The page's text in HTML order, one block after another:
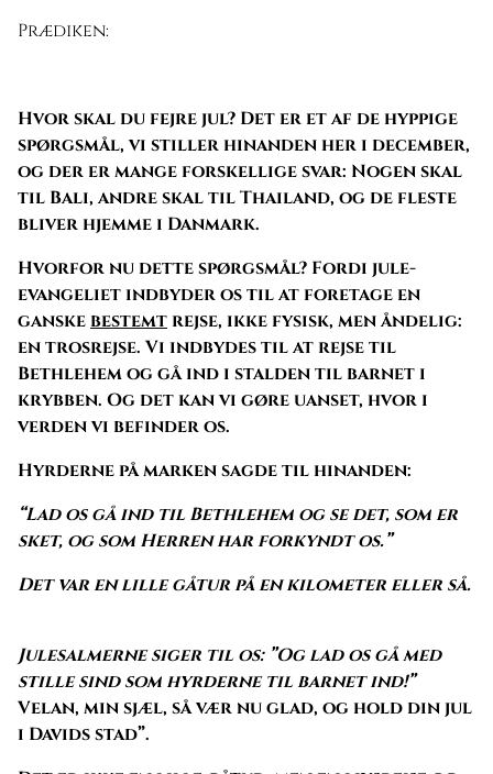
Prædiken:
Hvor skal du fejre jul? Det er et af de hyppige
spørgsmål, vi stiller hinanden her i december,
og der er mange forskellige svar: Nogen skal
til Bali, andre skal til Thailand, og de fleste
bliver hjemme i Danmark.
Hvorfor nu dette spørgsmål? Fordi jule-
evangeliet indbyder os til at foretage en
ganske bestemt rejse, ikke fysisk, men åndelig:
en trosrejse. Vi indbydes til at rejse til
Bethlehem og gå ind i stalden til barnet i
krybben. Og det kan vi gøre uanset, hvor i
verden vi befinder os.
Hyrderne på marken sagde til hinanden:
“Lad os gå ind til Bethlehem og se det, som er
sket, og som Herren har forkyndt os.”
Det var en lille gåtur på en kilometer eller så.
Julesalmerne siger til os: ”Og lad os gå med
stille sind som hyrderne til barnet ind!”
Velan, min sjæl, så vær nu glad, og hold din jul
i Davids stad”.